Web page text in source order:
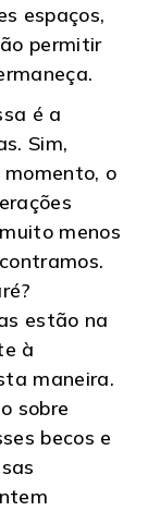
espaços,
permitir
é a
Sim,
o
menos
estão na
à
maneira.
sobre
becos e